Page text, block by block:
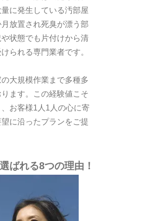
に発生している汚部屋
月放置され死臭が漂う部
状態でも片付けから清
られる専門業者です。
大規模作業まで多種多
ます。この経験値こそ
お客様1人1人の心に寄
に沿ったプランをご提
ばれる8つの理由！